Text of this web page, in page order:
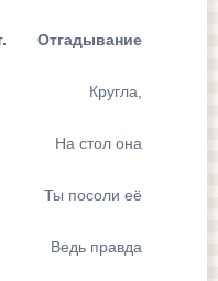
Отгадывание
– Кругла,
На стол она
посоли её
правда